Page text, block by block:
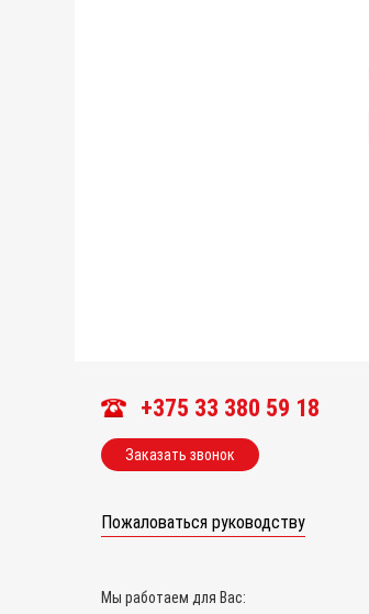
+375 33 380 59 18
Заказать звонок
Пожаловаться руководству
Мы работаем для Вас: